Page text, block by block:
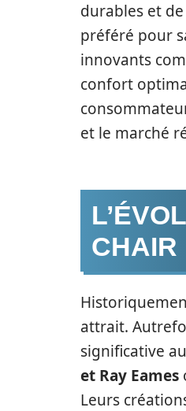
durables et
préféré pour
innovants
confort
et le marché
CHAIR
attrait.
significative
et Ray Eames
Leurs